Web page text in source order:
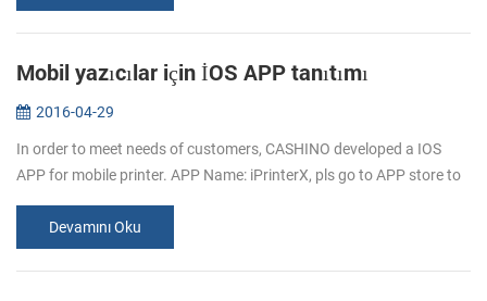
Mobil yazıcılar için İOS APP tanıtımı
2016-04-29
In order to meet needs of customers, CASHINO developed a IOS
APP for mobile printer. APP Name: iPrinterX, pls go to APP store to
store. 2.Click ...
Devamını Oku